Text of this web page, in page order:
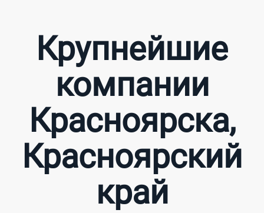
Крупнейшие
компании
Красноярска,
Красноярский
край